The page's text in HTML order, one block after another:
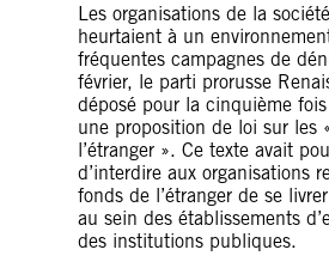
Les organisations de la
heurtaient à un
fréquentes campagnes de
février, le parti prorusse
déposé pour la cinquième
une proposition de loi sur les
l’étranger ». Ce texte avait
d’interdire aux organisations
fonds de l’étranger de se
au sein des établissements
des institutions publiques.